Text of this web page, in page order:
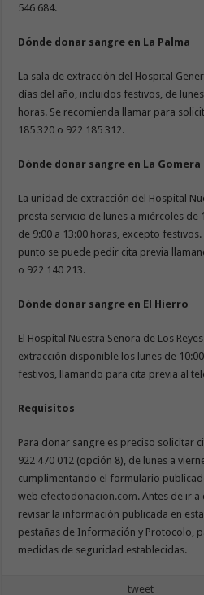
546 684.
Dónde donar sangre en La Palma
La sala de extracción del Hospital
días del año, incluidos festivos, de
horas. Se recomienda llamar para
185 320 o 922 185 312.
Dónde donar sangre en La Gomera
La unidad de extracción del Hospital
presta servicio de lunes a miércoles de
de 9:00 a 13:00 horas, excepto
punto se puede pedir cita previa
o 922 140 213.
Dónde donar sangre en El Hierro
El Hospital Nuestra Señora de Los
extracción disponible los lunes de
festivos, llamando para cita previa al
Requisitos
Para donar sangre es preciso solicitar
922 470 012 (opción 8), de lunes a
cumplimentando el formulario
web efectodonacion.com. Antes de ir
revisar la información publicada en
pestañas de Información y Protocolo,
medidas de seguridad establecidas.
tweet